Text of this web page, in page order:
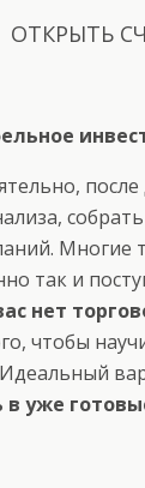
ОТКРЫТЬ
после
Многие
так и
нет
чтобы
в уже